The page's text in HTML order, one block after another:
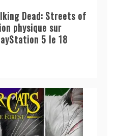
Dead: Streets of
physique sur
5 le 18